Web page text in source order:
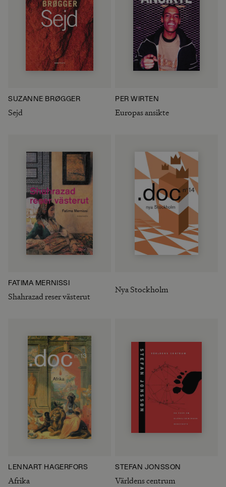
SUZANNE BRØGGER
Sejd
PER WIRTÉN
Europas ansikte
FATIMA MERNISSI
Shahrazad reser västerut
Nya Stockholm
LENNART HAGERFORS
Afrika
STEFAN JONSSON
Världens centrum